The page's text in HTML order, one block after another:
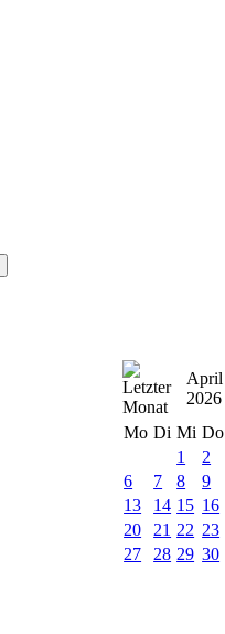
April
2026
Mo Di Mi Do
1
2
6
7 8 9
13
14 15 16
20
21 22 23
27
28 29 30